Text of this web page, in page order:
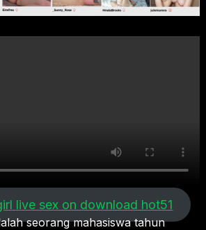
live sex on download hot51
seorang mahasiswa tahun